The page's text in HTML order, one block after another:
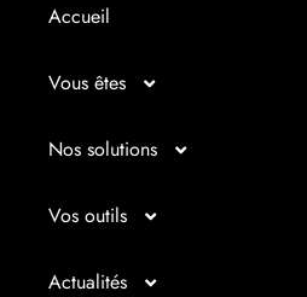
Accueil
Vous êtes
Micro entrepreneur
Créateur d’entreprise
Repreneur d’entreprise
Nos solutions
Entrepreunariat
Gestion
Vos outils
Bilan imagé
Actualités